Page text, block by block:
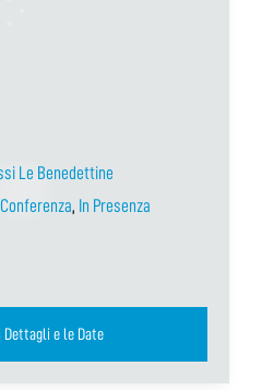
Le Benedettine
Conferenza, In Presenza
e le Date